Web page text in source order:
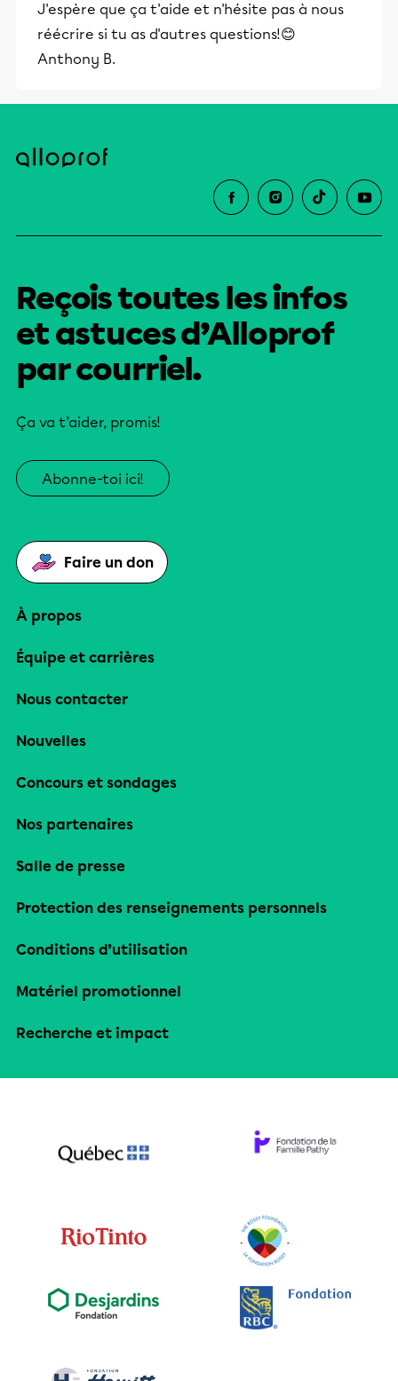
J'espère que ça t'aide et n'hésite pas à nous
réécrire si tu as d'autres questions!😊
Anthony B.
Reçois toutes les infos
et astuces d’Alloprof
par courriel.
Ça va t’aider, promis!
Abonne-toi ici!
Faire un don
À propos
Équipe et carrières
Nous contacter
Nouvelles
Concours et sondages
Nos partenaires
Salle de presse
Protection des renseignements personnels
Conditions d’utilisation
Matériel promotionnel
Recherche et impact